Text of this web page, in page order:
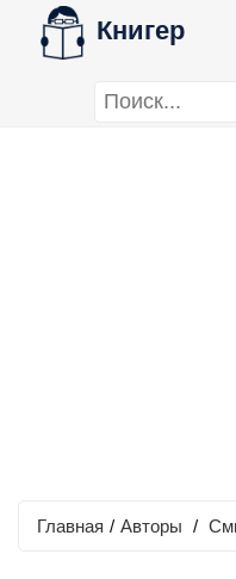
Книгер
Главная / Авторы /